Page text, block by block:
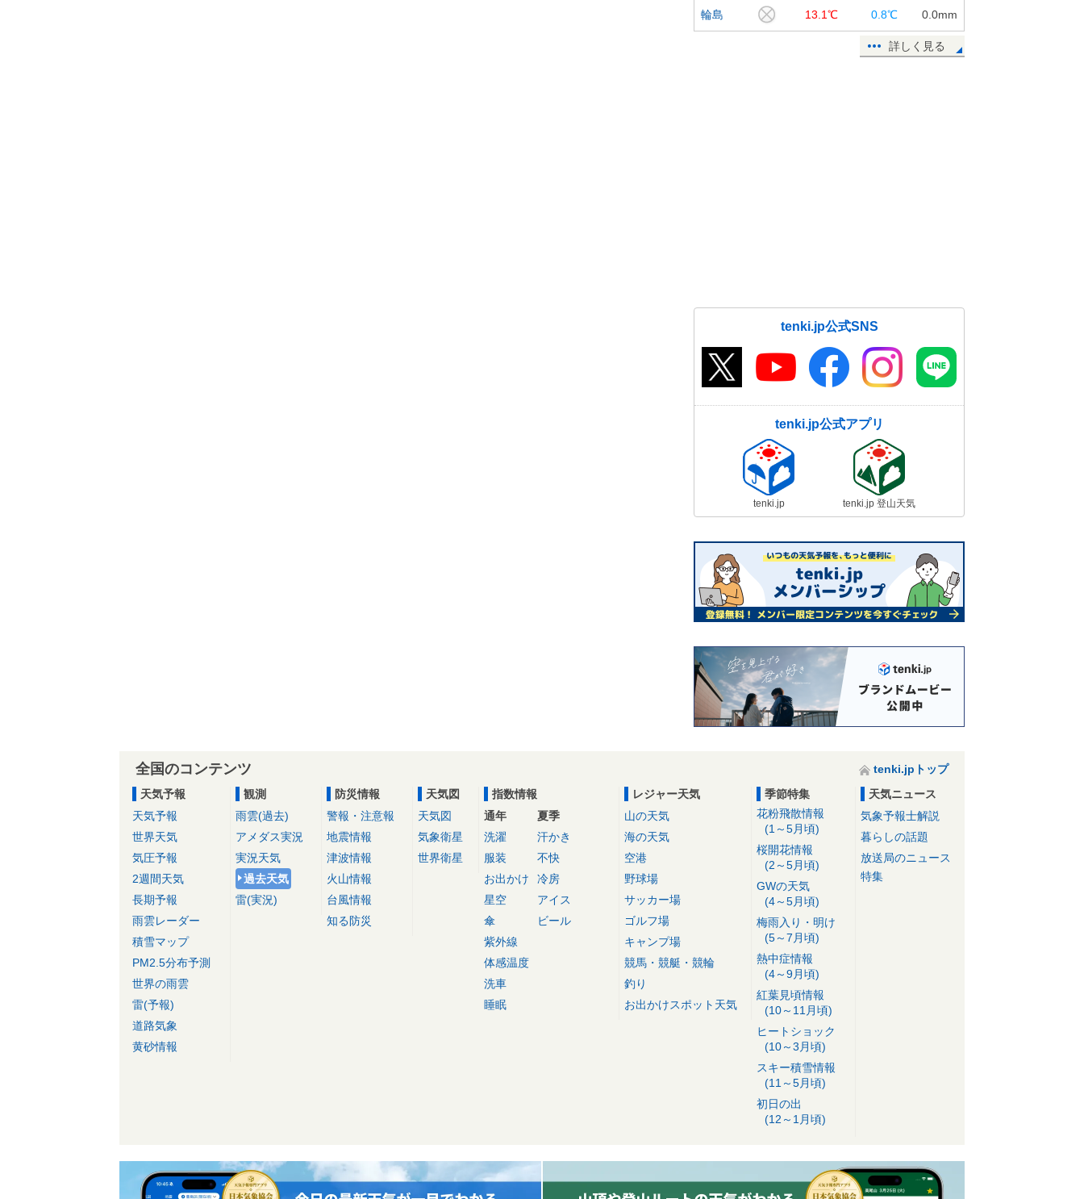
輪島 13.1℃ 0.8℃ 0.0mm
詳しく見る
tenki.jp公式SNS
tenki.jp公式アプリ
tenki.jp tenki.jp 登山天気
全国のコンテンツ
tenki.jpトップ
天気予報
天気予報
世界天気
気圧予報
2週間天気
長期予報
雨雲レーダー
積雪マップ
PM2.5分布予測
世界の雨雲
雷(予報)
道路気象
黄砂情報
観測
雨雲(過去)
アメダス実況
実況天気
過去天気
雷(実況)
防災情報
警報・注意報
地震情報
津波情報
火山情報
台風情報
知る防災
天気図
天気図
気象衛星
世界衛星
指数情報
通年
洗濯
服装
お出かけ
星空
傘
紫外線
体感温度
洗車
睡眠
夏季
汗かき
不快
冷房
アイス
ビール
レジャー天気
山の天気
海の天気
空港
野球場
サッカー場
ゴルフ場
キャンプ場
競馬・競艇・競輪
釣り
お出かけスポット天気
季節特集
花粉飛散情報
(1～5月頃)
桜開花情報
(2～5月頃)
GWの天気
(4～5月頃)
梅雨入り・明け
(5～7月頃)
熱中症情報
(4～9月頃)
紅葉見頃情報
(10～11月頃)
ヒートショック
(10～3月頃)
スキー積雪情報
(11～5月頃)
初日の出
(12～1月頃)
天気ニュース
気象予報士解説
暮らしの話題
放送局のニュース
特集